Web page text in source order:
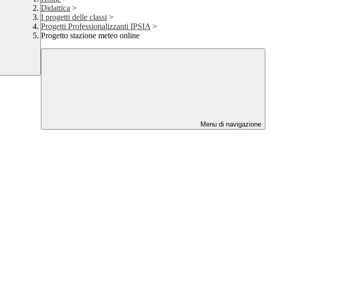
Didattica >
I progetti delle classi >
Progetti Professionalizzanti IPSIA >
Progetto stazione meteo online
Menu di navigazione